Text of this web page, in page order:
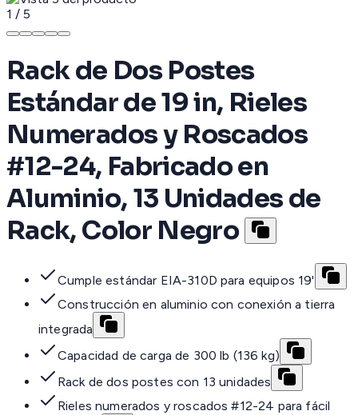
1 / 5
Rack de Dos Postes
Estándar de 19 in, Rieles
Numerados y Roscados
#12-24, Fabricado en
Aluminio, 13 Unidades de
Rack, Color Negro
Cumple estándar EIA-310D para equipos 19'
Construcción en aluminio con conexión a tierra
integrada
Capacidad de carga de 300 lb (136 kg)
Rack de dos postes con 13 unidades
Rieles numerados y roscados #12-24 para fácil